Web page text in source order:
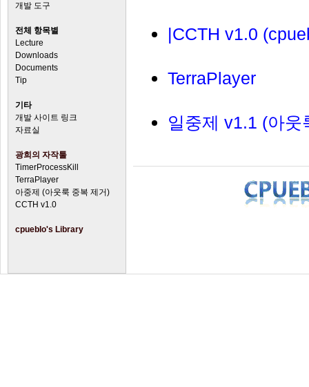
개발 도구
전체 항목별
Lecture
Downloads
Documents
Tip
기타
개발 사이트 링크
자료실
광희의 자작툴
TimerProcessKill
TerraPlayer
아중제 (아웃룩 중복 제거)
CCTH v1.0
cpueblo's Library
|CCTH v1.0
TerraPlayer
일중제 v1.1 (아웃